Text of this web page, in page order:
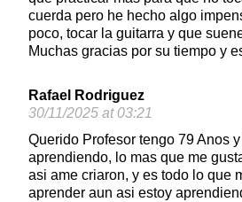
cuerda pero he hecho algo
poco, tocar la guitarra y que
Muchas gracias por su tiempo y
Rafael Rodriguez
30/11/2025 at 03:21
Querido Profesor tengo 79 Anos
aprendiendo, lo mas que me
asi ame criaron, y es todo lo que
aprender aun asi estoy